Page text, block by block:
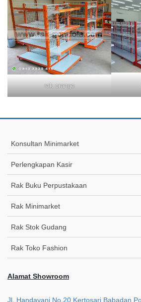
rak orange
Konsultan Minimarket
Perlengkapan Kasir
Rak Buku Perpustakaan
Rak Minimarket
Rak Stok Gudang
Rak Toko Fashion
Alamat Showroom
Jl. Handayani No.20 Kertosari Babadan